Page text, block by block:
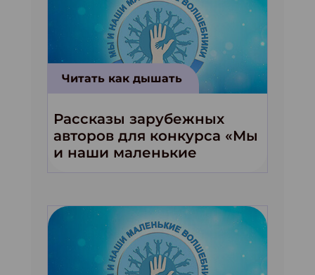
Читать как дышать
Рассказы зарубежных
авторов для конкурса «Мы
и наши маленькие
волшебники!»